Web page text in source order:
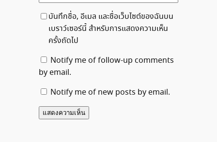
บันทึกชื่อ, อีเมล และชื่อเว็บไซต์ของฉันบน
เบราว์เซอร์นี้ สำหรับการแสดงความเห็น
ครั้งถัดไป
Notify me of follow-up comments
by email.
Notify me of new posts by email.